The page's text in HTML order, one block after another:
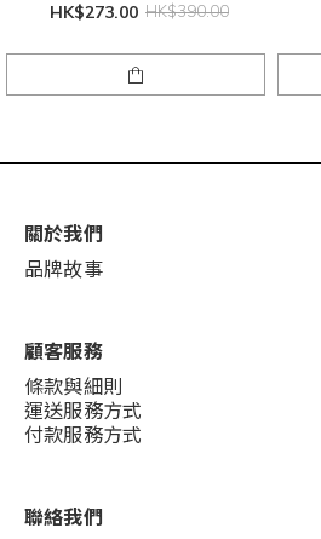
HK$273.00 HK$390.00
關於我們
品牌故事
顧客服務
條款與細則
運送服務方式
付款服務方式
聯絡我們